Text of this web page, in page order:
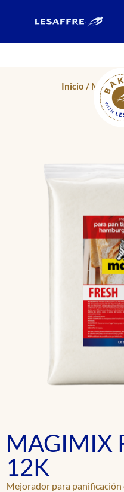
Inicio /
MAGIMIX
12K
Mejorador para